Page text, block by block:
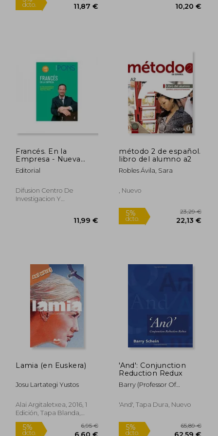
5%
Francés. En la
Empresa - Nueva
Edición (Curso
Autoaprendizaje)
Editorial
Difusion Centro De
Investigacion Y
método 2 de español.
libro del alumno a2
Robles Ávila, Sara
, Nuevo
Lamia (en Euskera)
Josu Lartategi Yustos
Alai Argitaletxea, 2016, 1
Edición, Tapa Blanda,
Nuevo
'And': Conjunction
Reduction Redux
Barry (Professor Of
Southern California)
Schein
'and', Tapa Dura, Nuevo